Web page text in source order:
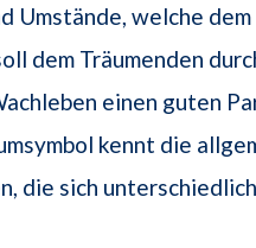
Umstände, welche
dem Träumenden
einen guten
kennt die
die sich